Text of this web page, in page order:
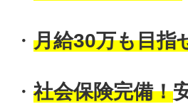
・月給30万も目指
・社会保険完備！